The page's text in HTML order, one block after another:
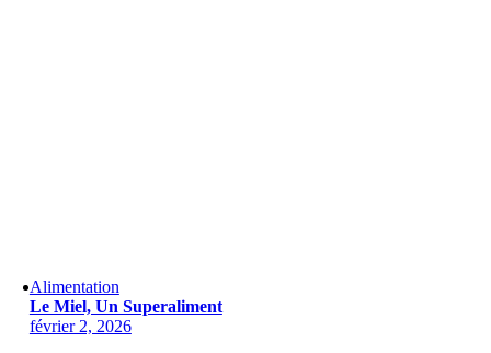
Alimentation
Le Miel, Un Superaliment
février 2, 2026